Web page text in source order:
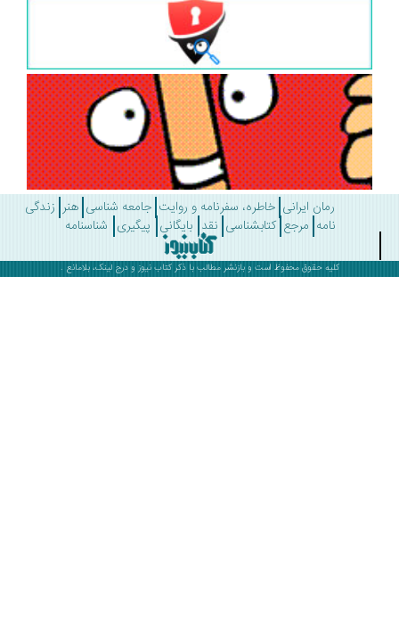
رمان ایرانی خاطره، سفرنامه و روایت جامعه شناسی هنر زندگی
مرجع کتابشناسی نقد بایگانی پیگیری شناسنامه
کلیه حقوق محفوظ است و بازنشر مطالب با ذکرکتاب نیوز و درج لینک، بلامانع .